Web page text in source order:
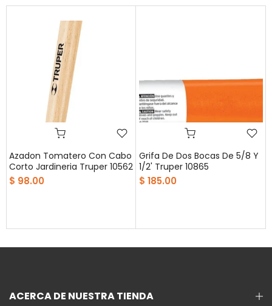
Azadon Tomatero Con Cabo
Corto Jardineria Truper 10562
$ 98.00
Grifa De Dos Bocas De 5/8 Y
1/2' Truper 10865
$ 185.00
ACERCA DE NUESTRA TIENDA